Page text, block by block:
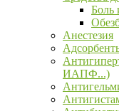
Боль
Анестезия
ИАПФ...)